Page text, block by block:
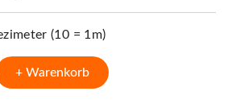
(10 = 1m)
+ Warenkorb